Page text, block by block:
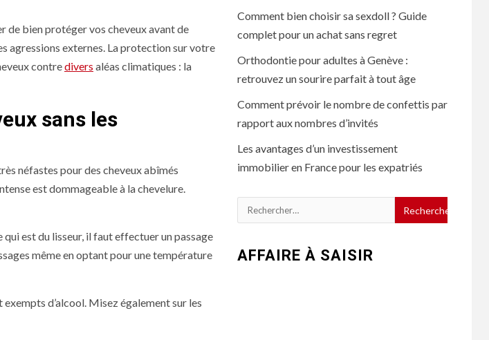
de bien protéger vos cheveux avant de
agressions externes. La protection sur votre
contredivers aléas climatiques : la
sans les
néfastes pour des cheveux abîmés
est dommageable à la chevelure.
qui est du lisseur, il faut effectuer un passage
même en optant pour une température
d’alcool. Misez également sur les
Comment bien choisir sa sexdoll ? Guide
complet pour un achat sans regret
Orthodontie pour adultes à Genève :
retrouvez un sourire parfait à tout âge
Comment prévoir le nombre de confettis par
rapport aux nombres d’invités
Les avantages d’un investissement
immobilier en France pour les expatriés
Rechercher :
AFFAIRE À SAISIR